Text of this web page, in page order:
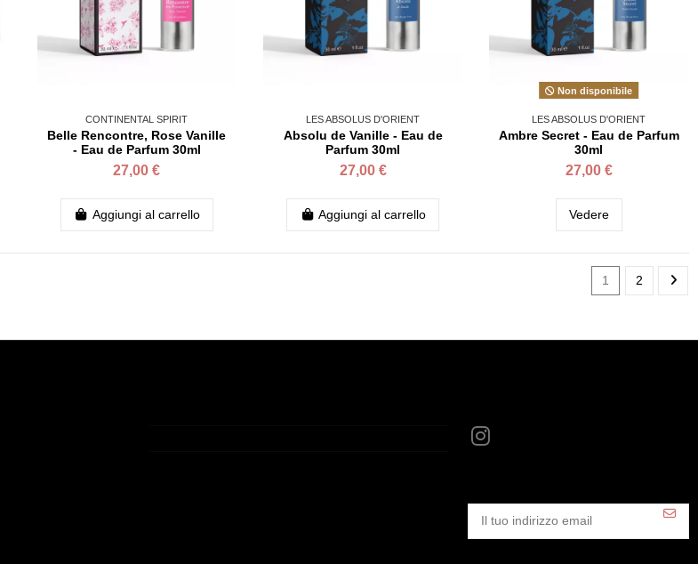
CONTINENTAL SPIRIT
Belle Rencontre, Rose Vanille
- Eau de Parfum 30ml
27,00 €
Aggiungi al carrello
LES ABSOLUS D'ORIENT
Absolu de Vanille - Eau de
Parfum 30ml
27,00 €
Aggiungi al carrello
Non disponibile
LES ABSOLUS D'ORIENT
Ambre Secret - Eau de Parfum
30ml
27,00 €
Vedere
1 2